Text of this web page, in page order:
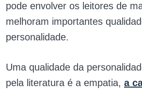
pode envolver os leitores de
melhoram importantes
personalidade.
Uma qualidade da
pela literatura é a empatia, a